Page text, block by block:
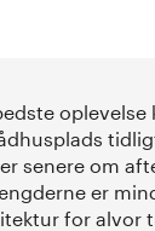
oplevelse
senere om
er
for alvor